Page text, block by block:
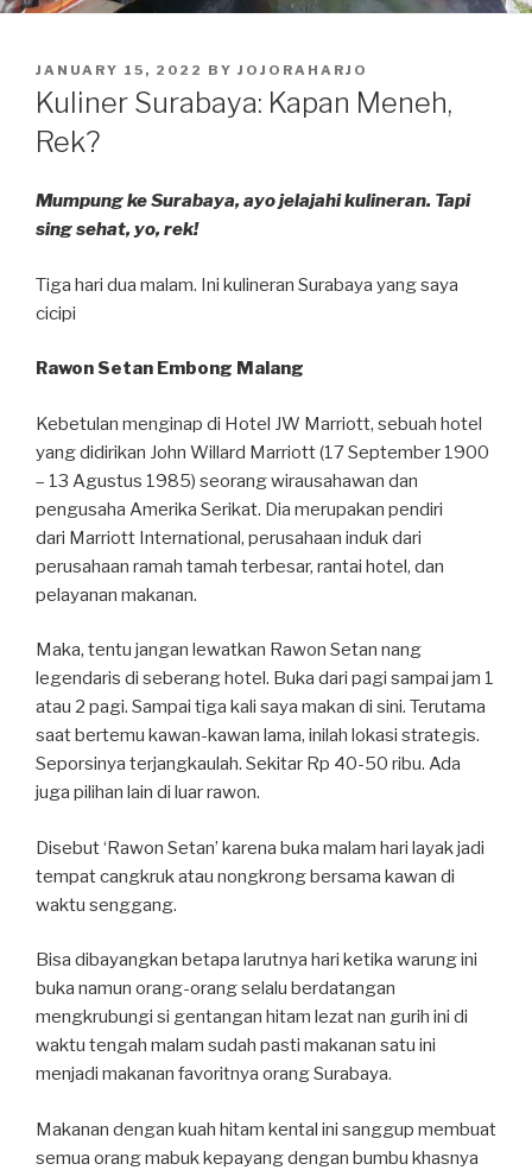
POSTED
ON
JANUARY 15, 2022 BY JOJORAHARJO
Kuliner Surabaya: Kapan Meneh,
Rek?
Mumpung ke Surabaya, ayo jelajahi kulineran. Tapi
sing sehat, yo, rek!
Tiga hari dua malam. Ini kulineran Surabaya yang saya
cicipi
Rawon Setan Embong Malang
Kebetulan menginap di Hotel JW Marriott, sebuah hotel
yang didirikan John Willard Marriott (17 September 1900
– 13 Agustus 1985) seorang wirausahawan dan
pengusaha Amerika Serikat. Dia merupakan pendiri
dari Marriott International, perusahaan induk dari
perusahaan ramah tamah terbesar, rantai hotel, dan
pelayanan makanan.
Maka, tentu jangan lewatkan Rawon Setan nang
legendaris di seberang hotel. Buka dari pagi sampai jam 1
atau 2 pagi. Sampai tiga kali saya makan di sini. Terutama
saat bertemu kawan-kawan lama, inilah lokasi strategis.
Seporsinya terjangkaulah. Sekitar Rp 40-50 ribu. Ada
juga pilihan lain di luar rawon.
Disebut ‘Rawon Setan’ karena buka malam hari layak jadi
tempat cangkruk atau nongkrong bersama kawan di
waktu senggang.
Bisa dibayangkan betapa larutnya hari ketika warung ini
buka namun orang-orang selalu berdatangan
mengkrubungi si gentangan hitam lezat nan gurih ini di
waktu tengah malam sudah pasti makanan satu ini
menjadi makanan favoritnya orang Surabaya.
Makanan dengan kuah hitam kental ini sanggup membuat
semua orang mabuk kepayang dengan bumbu khasnya